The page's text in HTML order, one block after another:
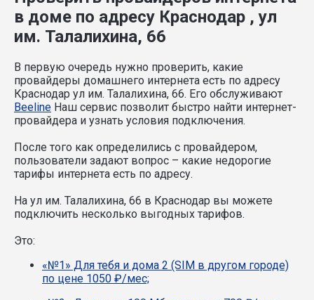
в доме по адресу Краснодар , ул
им. Талалихина, 66
В первую очередь нужно проверить, какие
провайдеры домашнего интернета есть по адресу
Краснодар ул им. Талалихина, 66. Его обслуживают
Beeline Наш сервис позволит быстро найти интернет-
провайдера и узнать условия подключения.
После того как определились с провайдером,
пользователи задают вопрос – какие недорогие
тарифы интернета есть по адресу.
На ул им. Талалихина, 66 в Краснодар вы можете
подключить несколько выгодных тарифов.
Это:
«№1» Для тебя и дома 2 (SIM в другом городе)
по цене 1050 ₽/мес;